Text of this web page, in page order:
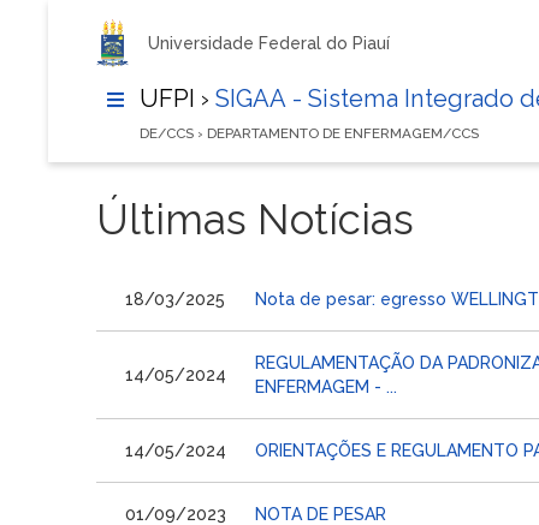
Universidade Federal do Piauí
UFPI › SIGAA - Sistema Integrado
DE/CCS › DEPARTAMENTO DE ENFERMAGEM/CCS
Últimas Notícias
18/03/2025 Nota de pesar: egresso
14/05/2024
REGULAMENTAÇÃO DA
ENFERMAGEM - ...
14/05/2024 ORIENTAÇÕES E REGULAMENTO
01/09/2023 NOTA DE PESAR